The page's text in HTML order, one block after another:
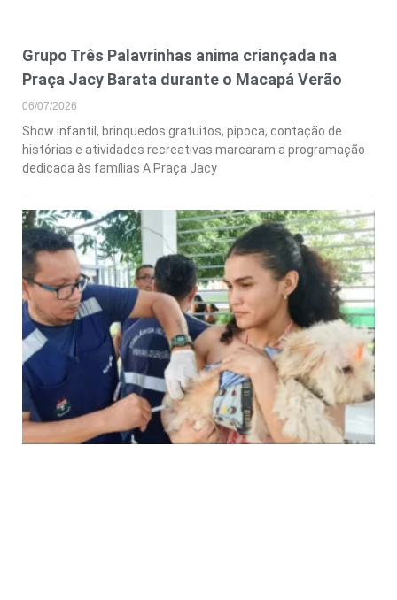
Grupo Três Palavrinhas anima criançada na
Praça Jacy Barata durante o Macapá Verão
06/07/2026
Show infantil, brinquedos gratuitos, pipoca, contação de
histórias e atividades recreativas marcaram a programação
dedicada às famílias A Praça Jacy